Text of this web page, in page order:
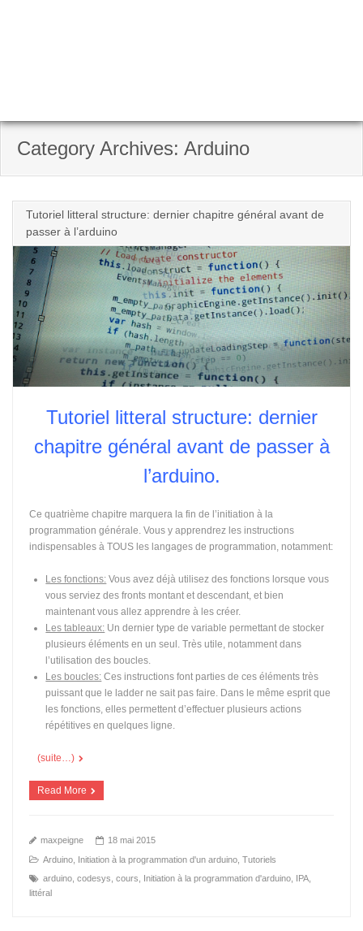
Category Archives: Arduino
Tutoriel litteral structure: dernier chapitre général avant de
passer à l’arduino
Tutoriel litteral structure: dernier
chapitre général avant de passer à
l’arduino.
Ce quatrième chapitre marquera la fin de l’initiation à la
programmation générale. Vous y apprendrez les instructions
indispensables à TOUS les langages de programmation, notamment:
Les fonctions: Vous avez déjà utilisez des fonctions lorsque vous
vous serviez des fronts montant et descendant, et bien
maintenant vous allez apprendre à les créer.
Les tableaux: Un dernier type de variable permettant de stocker
plusieurs éléments en un seul. Très utile, notamment dans
l’utilisation des boucles.
Les boucles: Ces instructions font parties de ces éléments très
puissant que le ladder ne sait pas faire. Dans le même esprit que
les fonctions, elles permettent d’effectuer plusieurs actions
répétitives en quelques ligne.
(suite…)
Read More
maxpeigne
18 mai 2015
Arduino
Initiation à la programmation d'un arduino ,Tutoriels
arduino ,codesys ,cours Initiation à la programmation d'arduino IPA
littéral